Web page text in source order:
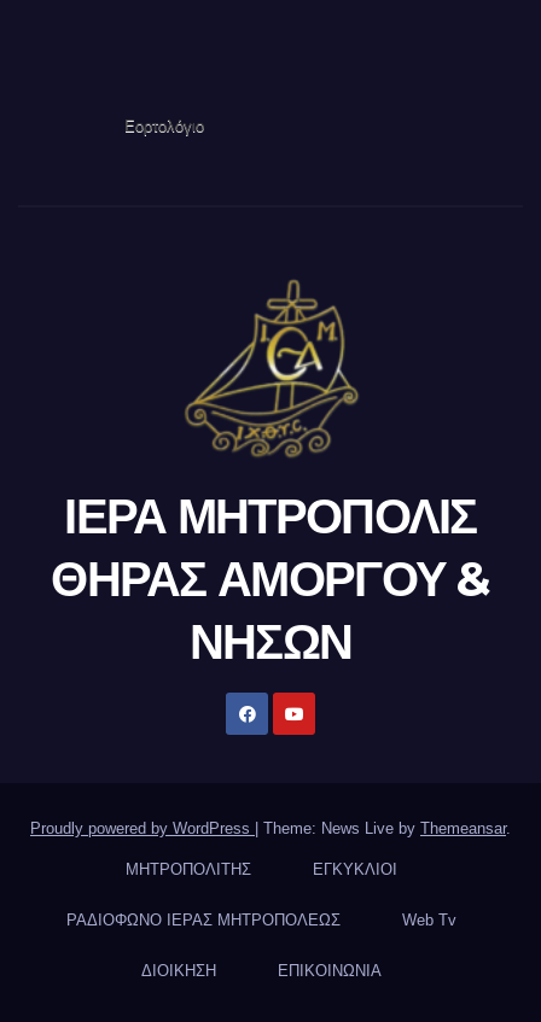
Εορτολόγιο
ΙΕΡΑ ΜΗΤΡΟΠΟΛΙΣ
ΘΗΡΑΣ ΑΜΟΡΓΟΥ &
ΝΗΣΩΝ
Proudly powered by WordPress Theme: News Live by Themeansar.
ΜΗΤΡΟΠΟΛΙΤΗΣ ΕΓΚΥΚΛΙΟΙ
ΡΑΔΙΟΦΩΝΟ ΙΕΡΑΣ ΜΗΤΡΟΠΟΛΕΩΣ Web Tv
ΔΙΟΙΚΗΣΗ ΕΠΙΚΟΙΝΩΝΙΑ